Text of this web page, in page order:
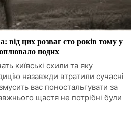
від цих розваг сто років тому у
подих
київські схили та яку
назавжди втратили сучасні
вас поностальгувати за
щастя не потрібні були